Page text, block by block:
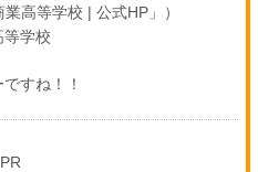
高等学校 | 公式HP」）
等学校
すね！！
PR